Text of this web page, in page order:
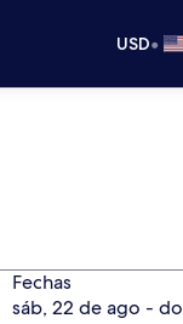
USD•
Fechas